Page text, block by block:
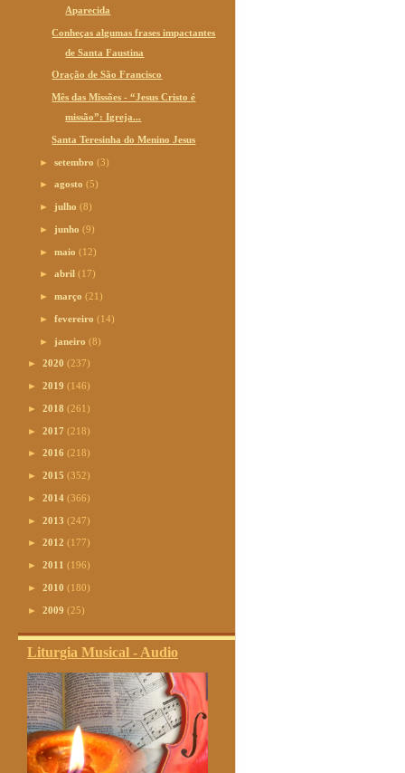
Aparecida
Conheças algumas frases impactantes
de Santa Faustina
Oração de São Francisco
Mês das Missões - “Jesus Cristo é
missão”: Igreja...
Santa Teresinha do Menino Jesus
►setembro(3)
►agosto(5)
► julho(8)
► junho(9)
►maio(12)
►abril(17)
►março(21)
►fevereiro(14)
► janeiro(8)
► 2020 (237)
► 2019 (146)
► 2018 (261)
► 2017 (218)
► 2016 (218)
► 2015 (352)
► 2014 (366)
► 2013 (247)
► 2012 (177)
► 2011 (196)
► 2010 (180)
► 2009 (25)
Liturgia Musical - Audio